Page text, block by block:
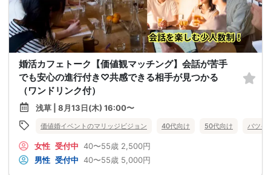
婚活カフェトーク【価値観マッチング】会話が苦手
でも安心の進行付き♡共感できる相手が見つかる
（ワンドリンク付）
浅草 | 8月13日(木) 16:00〜
価値婚イベントのマリッジビジョン 40代向け 50代向け バツイ
女性 受付中 40〜55歳 2,500円
男性 受付中 40〜55歳 5,000円